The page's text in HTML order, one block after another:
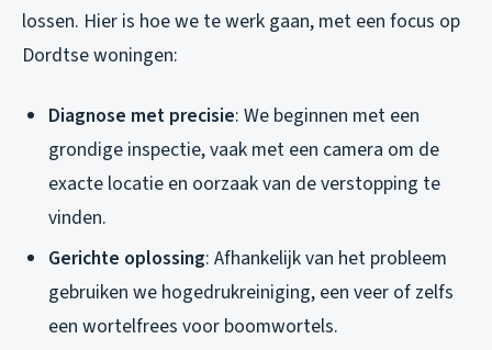
lossen. Hier is hoe we te werk gaan, met een focus op
Dordtse woningen:
Diagnose met precisie: We beginnen met een
grondige inspectie, vaak met een camera om de
exacte locatie en oorzaak van de verstopping te
vinden.
Gerichte oplossing: Afhankelijk van het probleem
gebruiken we hogedrukreiniging, een veer of zelfs
een wortelfrees voor boomwortels.